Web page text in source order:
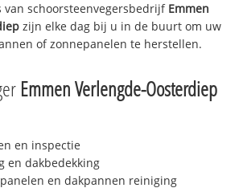
van schoorsteenvegersbedrijf Emmen
zijn elke dag bij u in de buurt om uw
of zonnepanelen te herstellen.
Emmen Verlengde-Oosterdiep
en inspectie
en dakbedekking
en dakpannen reiniging